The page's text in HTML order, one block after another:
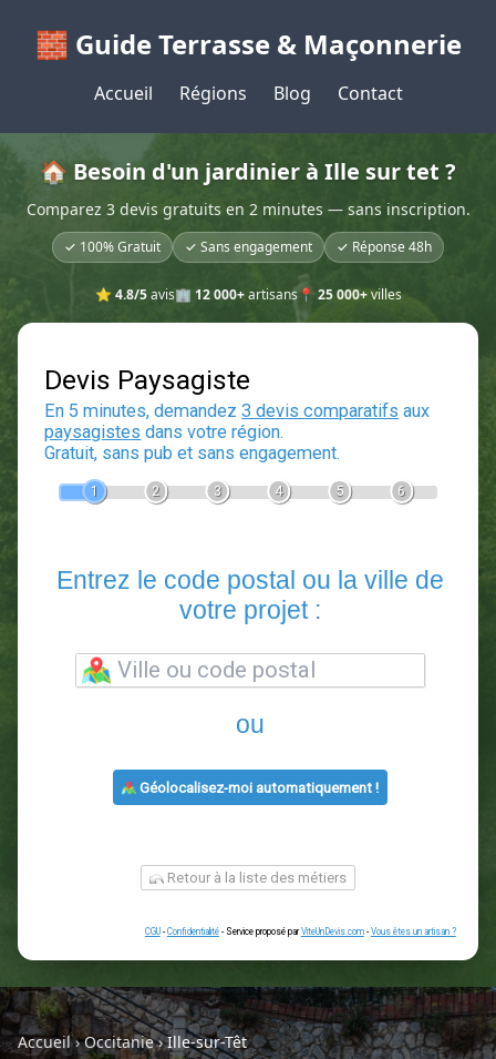
🧱 Guide Terrasse & Maçonnerie
Accueil Régions Blog Contact
🏠 Besoin d'un jardinier à Ille sur tet ?
Comparez 3 devis gratuits en 2 minutes — sans inscription.
✓ 100% Gratuit ✓ Sans engagement ✓ Réponse 48h
⭐ 4.8/5avis🏢 12 000+artisans📍 25 000+villes
Devis Paysagiste
En 5 minutes, demandez3 devis comparatifs
votre projet :
ou
Géolocalisez-moi automatiquement !
Accueil›Occitanie›Ille-sur-Têt